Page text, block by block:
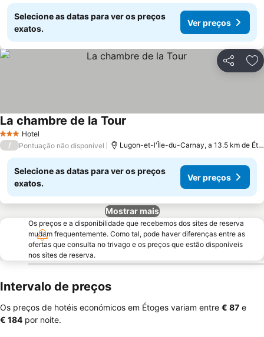
Selecione as datas para ver os preços
exatos.
Ver preços
Partilhar
3 EstrelasHotel
La chambre de la Tour
/ Pontuação não disponível Lugon-et-l'Île-du-Carnay, a 13.5 km de Étoges
Selecione as datas para ver os preços
exatos.
Ver preços
Mostrar mais
Os preços e a disponibilidade que recebemos dos sites de reserva
mudam frequentemente. Como tal, pode haver diferenças entre as
ofertas que consulta no trivago e os preços que estão disponíveis
nos sites de reserva.
Intervalo de preços
Os preços de hotéis económicos em Étoges variam entre ‎€ 87 e
‎€ 184 por noite.